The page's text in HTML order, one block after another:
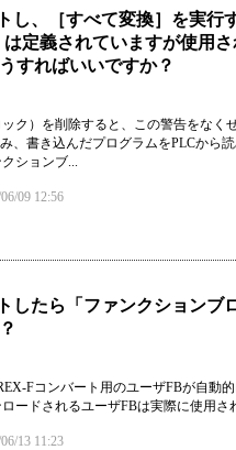
し、［すべて変換］を実行
定義されていますが使用
すればいいですか？
ク）を削除すると、この警告をなく
、書き込んだプログラムをPLCから
ションブ...
09 12:56
したら「ファンクションブ
Fコンバート用のユーザFBが自動
ードされるユーザFBは実際に使用さ
13 11:23